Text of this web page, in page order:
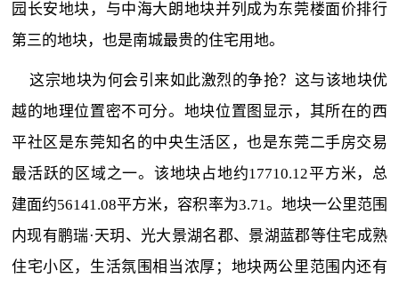
园长安地块，与中海大朗地块并列成为东莞楼面价排行
第三的地块，也是南城最贵的住宅用地。
这宗地块为何会引来如此激烈的争抢？这与该地块优
越的地理位置密不可分。地块位置图显示，其所在的西
平社区是东莞知名的中央生活区，也是东莞二手房交易
最活跃的区域之一。该地块占地约17710.12平方米，总
建面约56141.08平方米，容积率为3.71。地块一公里范围
内现有鹏瑞·天玥、光大景湖名郡、景湖蓝郡等住宅成熟
住宅小区，生活氛围相当浓厚；地块两公里范围内还有